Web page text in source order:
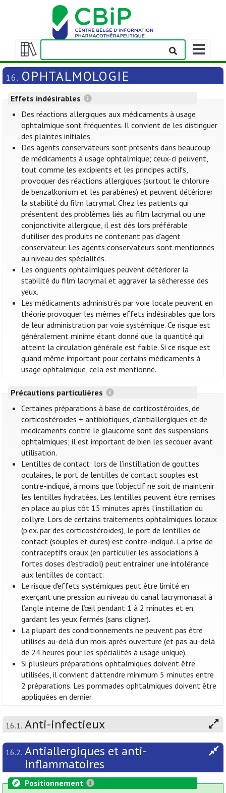
Afficher/masquer
la
table
matières
Afficher/
la
barre
navigation
16. OPHTALMOLOGIE
Effets indésirables
Des réactions allergiques aux médicaments à usage
ophtalmique sont fréquentes. Il convient de les distinguer
des plaintes initiales.
Des agents conservateurs sont présents dans beaucoup
de médicaments à usage ophtalmique; ceux-ci peuvent,
tout comme les excipients et les principes actifs,
provoquer des réactions allergiques (surtout le chlorure
de benzalkonium et les parabènes) et peuvent détériorer
la stabilité du film lacrymal. Chez les patients qui
présentent des problèmes liés au film lacrymal ou une
conjonctivite allergique, il est dès lors préférable
d’utiliser des produits ne contenant pas d’agent
conservateur. Les agents conservateurs sont mentionnés
au niveau des spécialités.
Les onguents ophtalmiques peuvent détériorer la
stabilité du film lacrymal et aggraver la sécheresse des
yeux.
Les médicaments administrés par voie locale peuvent en
théorie provoquer les mêmes effets indésirables que lors
de leur administration par voie systémique. Ce risque est
généralement minime étant donné que la quantité qui
atteint la circulation générale est faible. Si ce risque est
quand même important pour certains médicaments à
usage ophtalmique, cela est mentionné.
Précautions particulières
Certaines préparations à base de corticostéroïdes, de
corticostéroïdes + antibiotiques, d'antiallergiques et de
médicaments contre le glaucome sont des suspensions
ophtalmiques; il est important de bien les secouer avant
utilisation.
Lentilles de contact: lors de l’instillation de gouttes
oculaires, le port de lentilles de contact souples est
contre-indiqué, à moins que l’objectif ne soit de maintenir
les lentilles hydratées. Les lentilles peuvent être remises
en place au plus tôt 15 minutes après l’instillation du
collyre. Lors de certains traitements ophtalmiques locaux
(p.ex. par des corticostéroïdes), le port de lentilles de
contact (souples et dures) est contre-indiqué. La prise de
contraceptifs oraux (en particulier les associations à
fortes doses d'estradiol) peut entraîner une intolérance
aux lentilles de contact.
Le risque d'effets systémiques peut être limité en
exerçant une pression au niveau du canal lacrymonasal à
l’angle interne de l’œil pendant 1 à 2 minutes et en
gardant les yeux fermés (sans cligner).
La plupart des conditionnements ne peuvent pas être
utilisés au-delà d'un mois après ouverture (et pas au-delà
de 24 heures pour les spécialités à usage unique).
Si plusieurs préparations ophtalmiques doivent être
utilisées, il convient d’attendre minimum 5 minutes entre
2 préparations. Les pommades ophtalmiques doivent être
appliquées en dernier.
16.1. Anti-infectieux
16.2. Antiallergiques et anti-
inflammatoires
Positionnement